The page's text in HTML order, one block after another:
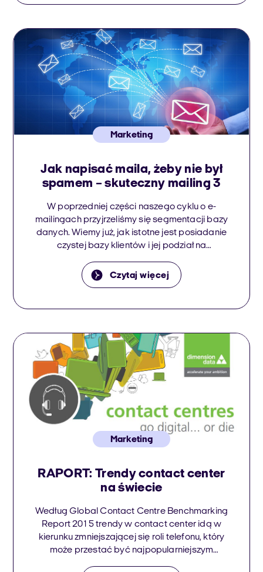
treści w dobie szumu informacyjnego i […]
Marketing
Jak napisać maila, żeby nie był
spamem – skuteczny mailing 3
W poprzedniej części naszego cyklu o e-
mailingach przyjrzeliśmy się segmentacji bazy
danych. Wiemy już, jak istotne jest posiadanie
czystej bazy klientów i jej podział na
dowiesz się, jak napisać maila, żeby nie był
spamem i jak skonfigurować samą wysyłkę.
Czytaj więcej
Marketing
RAPORT: Trendy contact center
na świecie
Według Global Contact Centre Benchmarking
Report 2015 trendy w contact center idą w
kierunku zmniejszającej się roli telefonu, który
może przestać być najpopularniejszym